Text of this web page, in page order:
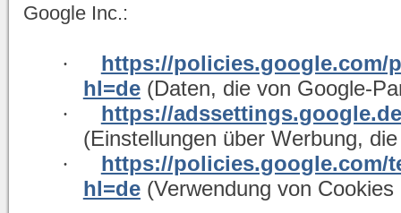
Google Inc.:
·
https://policies.google.com/
hl=de(Daten, die von Google-
·
https://
(Einstellungen über Werbung,
·
https://policies.google.com/
hl=de(Verwendung von Cookies